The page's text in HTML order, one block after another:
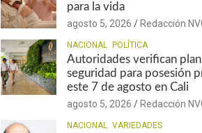
para la vida
agosto 5, 2026 Redacción
NACIONAL POLÍTICA
Autoridades verifican
seguridad para posesión
este 7 de agosto en Cali
agosto 5, 2026 Redacción
NACIONAL VARIEDADES